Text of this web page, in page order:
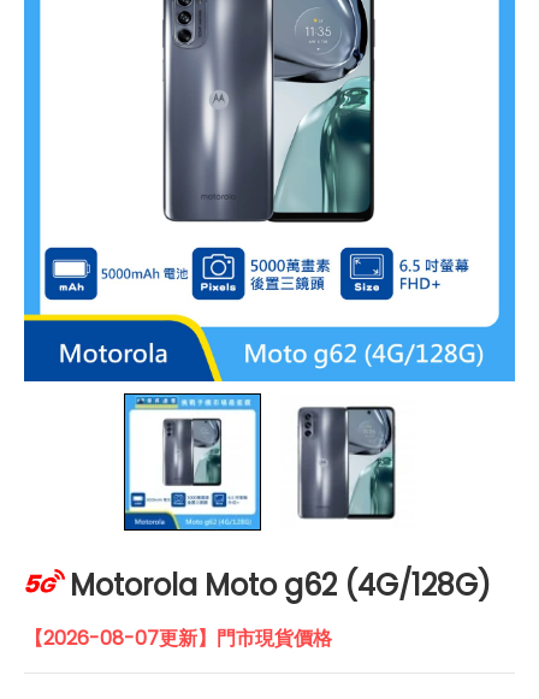
Motorola Moto g62 (4G/128G)
【2026-08-07更新】門市現貨價格